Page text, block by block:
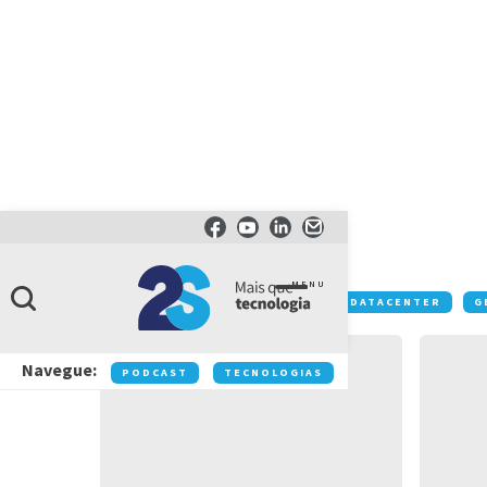
MENU
Navegue: PODCAST TECNOLOGIAS
TECNOLOGIA
Mobilidade
Conteúdos: COLABORAÇÃO DATACENTER